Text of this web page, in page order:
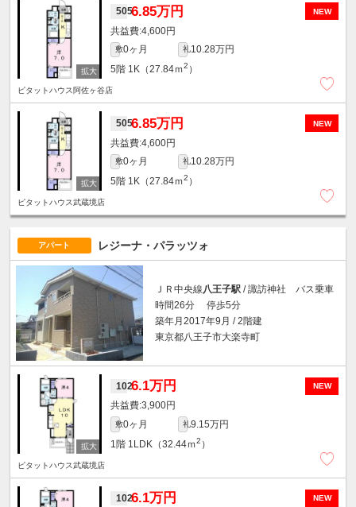
NEW
5056.85万円
4,600円
敷0ヶ月 礼10.28万円
5階 1K（27.84ｍ2 ）
ピタットハウス阿佐ヶ谷店
NEW
5056.85万円
4,600円
敷0ヶ月 礼10.28万円
5階 1K（27.84ｍ2 ）
ピタットハウス武蔵境店
アパート レジーナ・パラッツォ
ＪＲ中央線八王子駅 / 諏訪神社 バス乗車
時間26分 停歩5分
築年月2017年9月 / 2階建
東京都八王子市大楽寺町
NEW
1026.1万円
3,900円
敷0ヶ月 礼9.15万円
1階 1LDK（32.44ｍ2 ）
ピタットハウス武蔵境店
NEW
1026.1万円